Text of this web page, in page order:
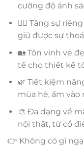
cường độ ánh
🧘‍♀️ Tăng sự
giữ được sự
🏡 Tôn vinh vẻ
tế cho thiết kế
🌿 Tiết kiệm
mùa hè, ấm vào
🎨 Đa dạng về
nội thất, từ cổ
👉 Không có gì